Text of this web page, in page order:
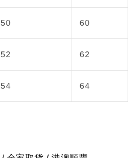
50 60
52 62
54 64